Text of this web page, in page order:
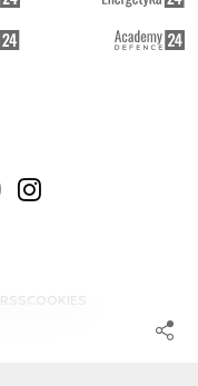
RSS COOKIES